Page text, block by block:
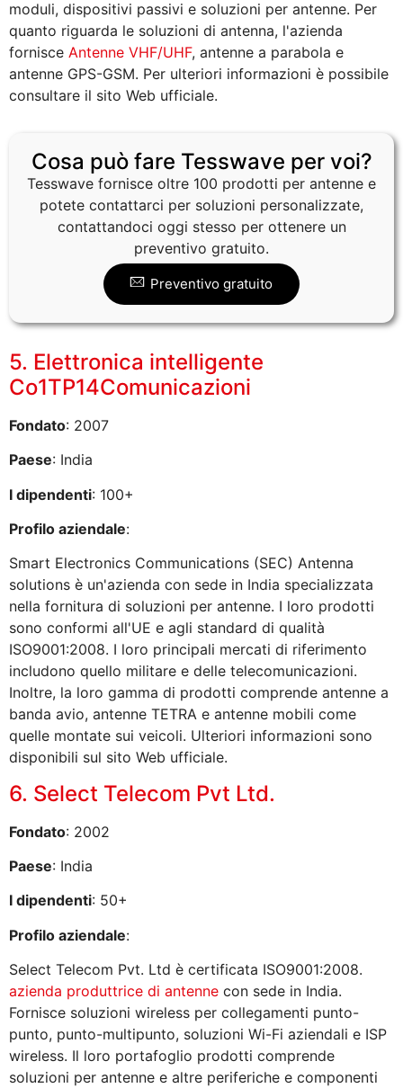
moduli, dispositivi passivi e soluzioni per antenne. Per
quanto riguarda le soluzioni di antenna, l'azienda
fornisce Antenne VHF/UHF, antenne a parabola e
antenne GPS-GSM. Per ulteriori informazioni è possibile
consultare il sito Web ufficiale.
Cosa può fare Tesswave per voi?
Tesswave fornisce oltre 100 prodotti per antenne e
potete contattarci per soluzioni personalizzate,
contattandoci oggi stesso per ottenere un
preventivo gratuito.
Preventivo gratuito
5. Elettronica intelligente
Co1TP14Comunicazioni
Fondato: 2007
Paese: India
I dipendenti: 100+
Profilo aziendale:
Smart Electronics Communications (SEC) Antenna
solutions è un'azienda con sede in India specializzata
nella fornitura di soluzioni per antenne. I loro prodotti
sono conformi all'UE e agli standard di qualità
ISO9001:2008. I loro principali mercati di riferimento
includono quello militare e delle telecomunicazioni.
Inoltre, la loro gamma di prodotti comprende antenne a
banda avio, antenne TETRA e antenne mobili come
quelle montate sui veicoli. Ulteriori informazioni sono
disponibili sul sito Web ufficiale.
6. Select Telecom Pvt Ltd.
Fondato: 2002
Paese: India
I dipendenti: 50+
Profilo aziendale:
Select Telecom Pvt. Ltd è certificata ISO9001:2008.
azienda produttrice di antenne con sede in India.
Fornisce soluzioni wireless per collegamenti punto-
punto, punto-multipunto, soluzioni Wi-Fi aziendali e ISP
wireless. Il loro portafoglio prodotti comprende
soluzioni per antenne e altre periferiche e componenti